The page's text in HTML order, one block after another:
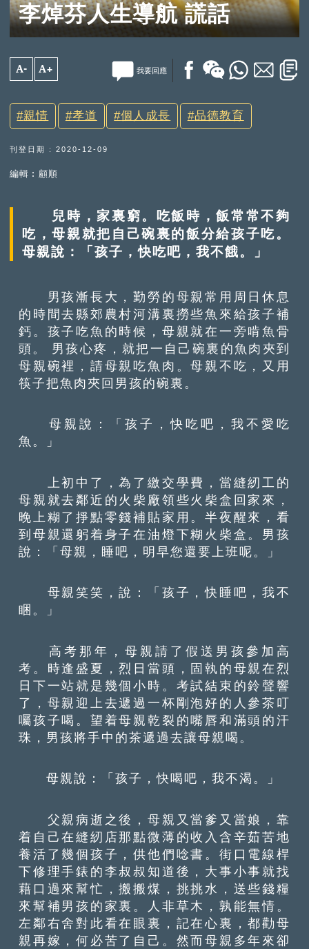
李焯芬人生導航 謊話
A- A+ 我要回應
親情 孝道 個人成長 品德教育
刊登日期 : 2020-12-09
編輯︰顧順
兒時，家裏窮。吃飯時，飯常常不夠
吃，母親就把自己碗裏的飯分給孩子吃。
母親說：「孩子，快吃吧，我不餓。」
男孩漸長大，勤勞的母親常用周日休息
的時間去縣郊農村河溝裏撈些魚來給孩子補
鈣。孩子吃魚的時候，母親就在一旁啃魚骨
頭。 男孩心疼，就把一自己碗裏的魚肉夾到
母親碗裡，請母親吃魚肉。母親不吃，又用
筷子把魚肉夾回男孩的碗裏。
母親說：「孩子，快吃吧，我不愛吃
魚。」
上初中了，為了繳交學費，當縫紉工的
母親就去鄰近的火柴廠領些火柴盒回家來，
晚上糊了掙點零錢補貼家用。半夜醒來，看
到母親還躬着身子在油燈下糊火柴盒。男孩
說：「母親，睡吧，明早您還要上班呢。」
母親笑笑，說：「孩子，快睡吧，我不
睏。」
高考那年，母親請了假送男孩參加高
考。時逢盛夏，烈日當頭，固執的母親在烈
日下一站就是幾個小時。考試結束的鈴聲響
了，母親迎上去遞過一杯剛泡好的人參茶叮
囑孩子喝。望着母親乾裂的嘴唇和滿頭的汗
珠，男孩將手中的茶遞過去讓母親喝。
母親說：「孩子，快喝吧，我不渴。」
父親病逝之後，母親又當爹又當娘，靠
着自己在縫紉店那點微薄的收入含辛茹苦地
養活了幾個孩子，供他們唸書。街口電線桿
下修理手錶的李叔叔知道後，大事小事就找
藉口過來幫忙，搬搬煤，挑挑水，送些錢糧
來幫補男孩的家裏。人非草木，孰能無情。
左鄰右舍對此看在眼裏，記在心裏，都勸母
親再嫁，何必苦了自己。然而母親多年來卻